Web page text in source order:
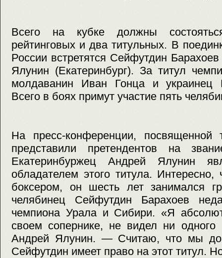
Всего на кубке должны
рейтинговых и два титульных. В
России встретятся Сейфутдин
Ялунин (Екатеринбург). За титул
молдаванин Иван Гонца и украинец
Всего в боях примут участие пять
На пресс-конференции, посвященной
представили претендентов на
Екатеринбуржец Андрей Ялунин
обладателем этого титула. Интересно,
боксером, он шесть лет занимался
челябинец Сейфутдин Барахоев
чемпиона Урала и Сибири. «Я
своем сопернике, не видел ни
Андрей Ялунин. — Считаю, что мы
Сейфутдин имеет право на этот титул.